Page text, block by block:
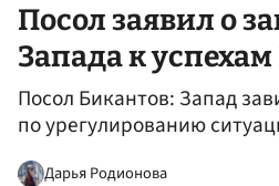
Посол заявил о
Запада к
Посол Бикантов: Запад
по урегулированию
Дарья Родионова